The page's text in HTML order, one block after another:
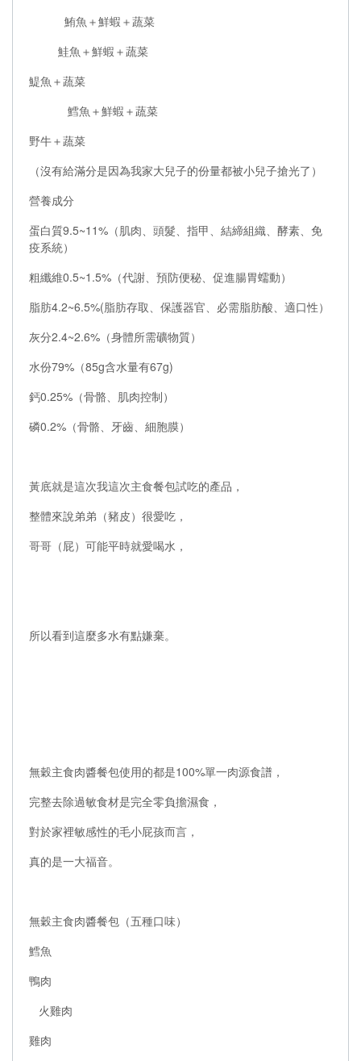
鮪魚＋鮮蝦＋蔬菜
鮭魚＋鮮蝦＋蔬菜
鯷魚＋蔬菜
鱈魚＋鮮蝦＋蔬菜
野牛＋蔬菜
（沒有給滿分是因為我家大兒子的份量都被小兒子搶光了）
營養成分
蛋白質9.5~11%（肌肉、頭髮、指甲、結締組織、酵素、免
疫系統）
粗纖維0.5~1.5%（代謝、預防便秘、促進腸胃蠕動）
脂肪4.2~6.5%(脂肪存取、保護器官、必需脂肪酸、適口性）
灰分2.4~2.6%（身體所需礦物質）
水份79%（85g含水量有67g)
鈣0.25%（骨骼、肌肉控制）
磷0.2%（骨骼、牙齒、細胞膜）
黃底就是這次我這次主食餐包試吃的產品，
整體來說弟弟（豬皮）很愛吃，
哥哥（屁）可能平時就愛喝水，
所以看到這麼多水有點嫌棄。
無穀主食肉醬餐包使用的都是100%單一肉源食譜，
完整去除過敏食材是完全零負擔濕食，
對於家裡敏感性的毛小屁孩而言，
真的是一大福音。
無穀主食肉醬餐包（五種口味）
鱈魚
鴨肉
火雞肉
雞肉